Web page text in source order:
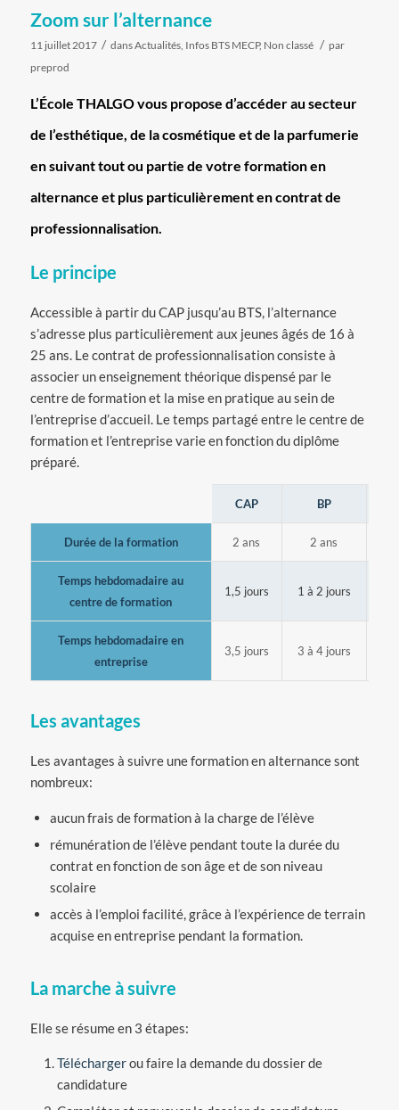
Zoom sur l’alternance
11 juillet 2017 / dansActualités, Infos BTS MECP, Non classé / par
preprod
L’École THALGO vous propose d’accéder au secteur
de l’esthétique, de la cosmétique et de la parfumerie
en suivant tout ou partie de votre formation en
alternance et plus particulièrement en contrat de
professionnalisation.
Le principe
Accessible à partir du CAP jusqu’au BTS, l’alternance
s’adresse plus particulièrement aux jeunes âgés de 16 à
25 ans. Le contrat de professionnalisation consiste à
associer un enseignement théorique dispensé par le
centre de formation et la mise en pratique au sein de
l’entreprise d’accueil. Le temps partagé entre le centre de
formation et l’entreprise varie en fonction du diplôme
préparé.
CAP BP
Durée de la formation 2 ans 2 ans
Temps hebdomadaire au
centre de formation
1,5 jours 1 à 2 jours
Temps hebdomadaire en
entreprise
3,5 jours 3 à 4 jours
Les avantages
Les avantages à suivre une formation en alternance sont
nombreux:
aucun frais de formation à la charge de l’élève
rémunération de l’élève pendant toute la durée du
contrat en fonction de son âge et de son niveau
scolaire
accès à l’emploi facilité, grâce à l’expérience de terrain
acquise en entreprise pendant la formation.
La marche à suivre
Elle se résume en 3 étapes:
Téléchargerou faire la demande du dossier de
candidature